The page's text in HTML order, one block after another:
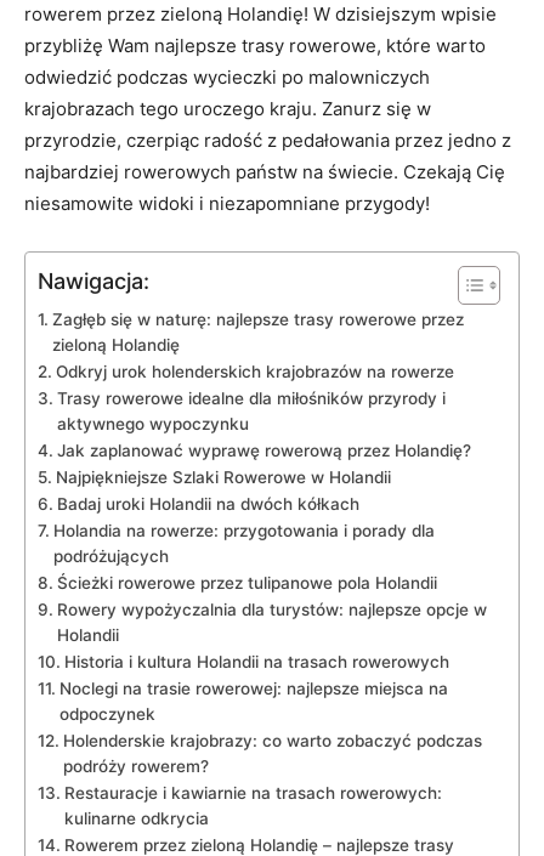
rowerem przez zieloną Holandię! W dzisiejszym wpisie
przybliżę⁣ Wam ‌najlepsze ⁤trasy rowerowe, które warto
odwiedzić podczas wycieczki po malowniczych
krajobrazach tego uroczego kraju. Zanurz się w
przyrodzie,⁣ czerpiąc radość ​z pedałowania przez jedno z ​
najbardziej rowerowych państw na⁣ świecie.​ Czekają Cię
niesamowite widoki i⁢ niezapomniane przygody!
Nawigacja:
Zagłęb się w naturę: ‍najlepsze trasy rowerowe przez
zieloną Holandię
Odkryj ⁢urok holenderskich krajobrazów⁣ na rowerze
Trasy rowerowe idealne dla miłośników przyrody i
aktywnego wypoczynku
Jak zaplanować wyprawę ‌rowerową przez Holandię?
Najpiękniejsze Szlaki Rowerowe w Holandii
Badaj uroki ‌Holandii na ​dwóch kółkach
Holandia na rowerze: przygotowania i porady dla‌
podróżujących
Ścieżki rowerowe przez tulipanowe pola Holandii
Rowery wypożyczalnia⁤ dla​ turystów: najlepsze opcje w
Holandii
Historia i kultura Holandii⁣ na ⁣trasach rowerowych
Noclegi na trasie rowerowej: najlepsze miejsca⁢ na
odpoczynek
Holenderskie krajobrazy: co warto zobaczyć podczas
podróży rowerem?
Restauracje i kawiarnie na trasach rowerowych:
kulinarne odkrycia
Rowerem przez zieloną Holandię – najlepsze trasy